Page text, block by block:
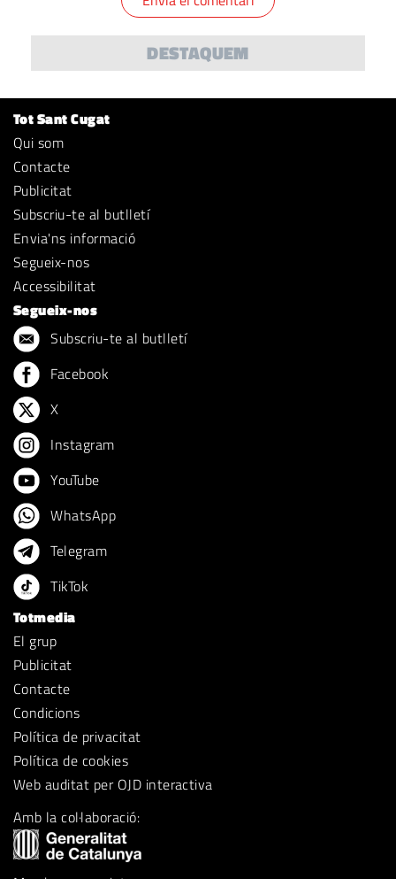
DESTAQUEM
Tot Sant Cugat
Qui som
Contacte
Publicitat
Subscriu-te al butlletí
Envia'ns informació
Segueix-nos
Accessibilitat
Segueix-nos
Subscriu-te al butlletí
Facebook
X
Instagram
YouTube
WhatsApp
Telegram
TikTok
Totmedia
El grup
Publicitat
Contacte
Condicions
Política de privacitat
Política de cookies
Web auditat per OJD interactiva
Amb la col·laboració: